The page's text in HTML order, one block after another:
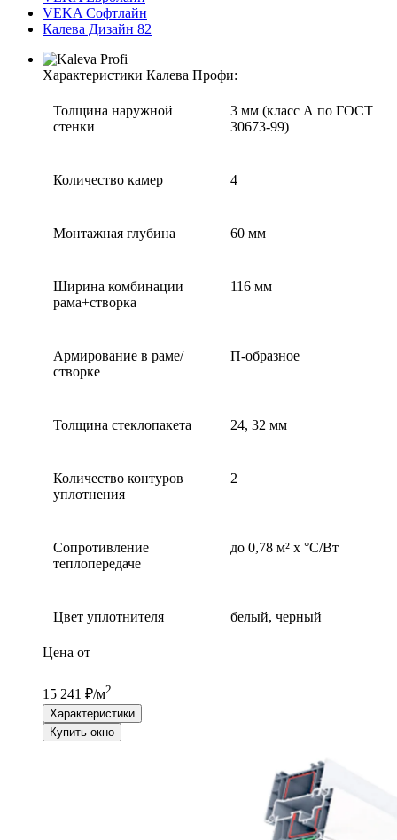
VEKA Софтлайн
Калева Дизайн 82
Характеристики Калева Профи:
Толщина наружной
стенки
3 мм (класс А по ГОСТ
30673-99)
Количество камер 4
Монтажная глубина 60 мм
Ширина комбинации
рама+створка
116 мм
Армирование в раме/
створке
П-образное
Толщина стеклопакета 24, 32 мм
Количество контуров
уплотнения
2
Сопротивление
теплопередаче
до 0,78 м² х °С/Вт
Цвет уплотнителя белый, черный
Цена от
15 241 ₽/м2
Характеристики
Купить окно